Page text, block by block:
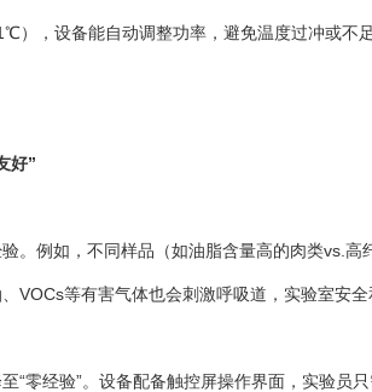
），设备能自动调整功率，避免温度过冲或
好”
。例如，不同样品（如油脂含量高的肉类vs.
VOCs等有害气体也会刺激呼吸道，实验室安全
“零经验”。设备配备触控屏操作界面，实验员